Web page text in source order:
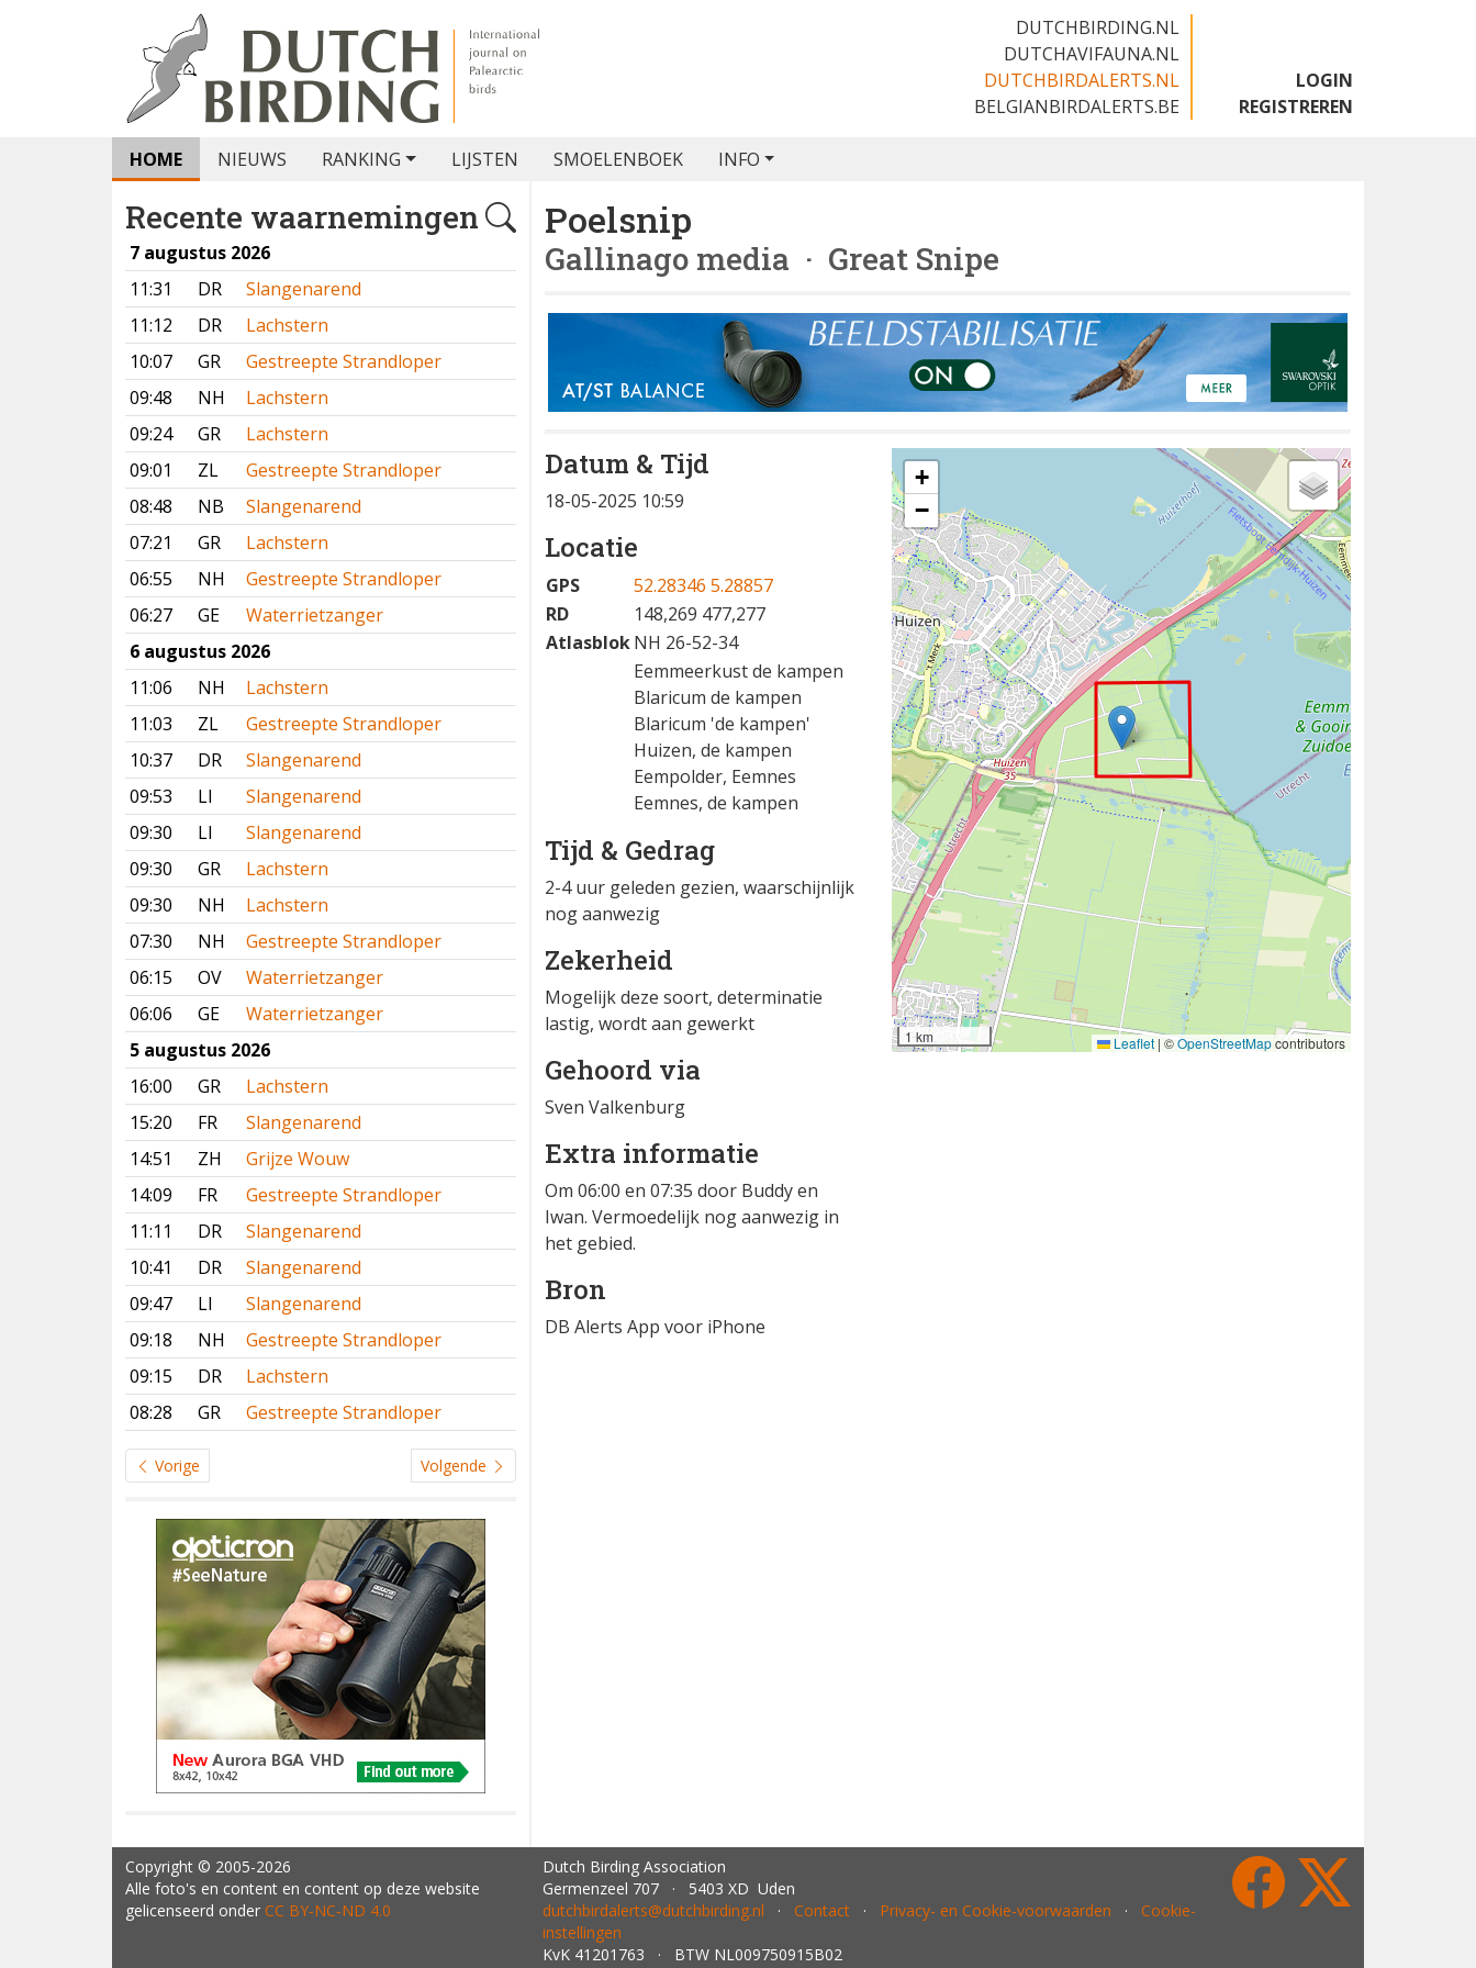
DUTCHBIRDING.NL
DUTCHAVIFAUNA.NL
DUTCHBIRDALERTS.NL
BELGIANBIRDALERTS.BE
LOGIN
REGISTREREN
HOME NIEUWS RANKING LIJSTEN SMOELENBOEK INFO
Recente waarnemingen
7 augustus 2026
11:31
DR
Slangenarend
11:12
DR
Lachstern
10:07
GR
Gestreepte Strandloper
09:48
NH
Lachstern
09:24
GR
Lachstern
09:01
ZL
Gestreepte Strandloper
08:48
NB
Slangenarend
07:21
GR
Lachstern
06:55
NH
Gestreepte Strandloper
06:27
GE
Waterrietzanger
6 augustus 2026
11:06
NH
Lachstern
11:03
ZL
Gestreepte Strandloper
10:37
DR
Slangenarend
09:53
LI
Slangenarend
09:30
LI
Slangenarend
09:30
GR
Lachstern
09:30
NH
Lachstern
07:30
NH
Gestreepte Strandloper
06:15
OV
Waterrietzanger
06:06
GE
Waterrietzanger
5 augustus 2026
16:00
GR
Lachstern
15:20
FR
Slangenarend
14:51
ZH
Grijze Wouw
14:09
FR
Gestreepte Strandloper
11:11
DR
Slangenarend
10:41
DR
Slangenarend
09:47
LI
Slangenarend
09:18
NH
Gestreepte Strandloper
09:15
DR
Lachstern
08:28
GR Gestreepte Strandloper
Vorige Volgende
Poelsnip
Gallinago media · Great Snipe
Datum & Tijd
18-05-2025 10:59
Locatie
GPS
52.28346 5.28857
RD
148,269 477,277
AtlasblokNH 26-52-34
Eemmeerkust de kampen
Blaricum de kampen
Blaricum 'de kampen'
Huizen, de kampen
Eempolder, Eemnes
Eemnes, de kampen
Tijd & Gedrag
2-4 uur geleden gezien, waarschijnlijk
nog aanwezig
Zekerheid
Mogelijk deze soort, determinatie
lastig, wordt aan gewerkt
Gehoord via
Sven Valkenburg
Extra informatie
Om 06:00 en 07:35 door Buddy en
Iwan. Vermoedelijk nog aanwezig in
het gebied.
Bron
DB Alerts App voor iPhone
+
−
1 km Leaflet | ©OpenStreetMapcontributors
Copyright © 2005-2026
Alle foto's en content en content op deze website
gelicenseerd onder CC BY‑NC‑ND 4.0
Dutch Birding Association
Germenzeel 707 · 5403 XD Uden
dutchbirdalerts@dutchbirding.nl · Contact · Privacy- en Cookie-voorwaarden · Cookie-
instellingen
KvK 41201763 · BTW NL009750915B02